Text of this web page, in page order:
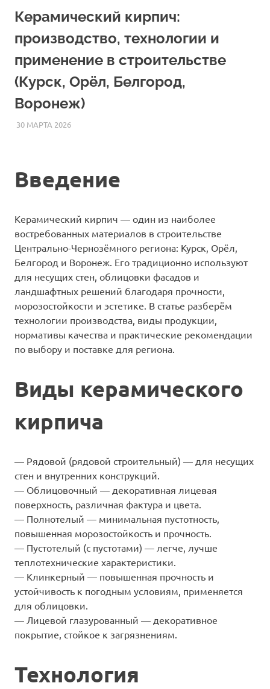
Керамический кирпич:
производство, технологии и
применение в строительстве
(Курск, Орёл, Белгород,
Воронеж)
30 МАРТА 2026ETALONSTROI4
СТАТЬИ
Введение
Керамический кирпич — один из наиболее
востребованных материалов в строительстве
Центрально-Чернозёмного региона: Курск, Орёл,
Белгород и Воронеж. Его традиционно используют
для несущих стен, облицовки фасадов и
ландшафтных решений благодаря прочности,
морозостойкости и эстетике. В статье разберём
технологии производства, виды продукции,
нормативы качества и практические рекомендации
по выбору и поставке для региона.
Виды керамического
кирпича
— Рядовой (рядовой строительный) — для несущих
стен и внутренних конструкций.
— Облицовочный — декоративная лицeвая
поверхность, различная фактура и цвета.
— Полнотелый — минимальная пустотность,
повышенная морозостойкость и прочность.
— Пустотелый (с пустотами) — легче, лучше
теплотехнические характеристики.
— Клинкерный — повышенная прочность и
устойчивость к погодным условиям, применяется
для облицовки.
— Лицевой глазурованный — декоративное
покрытие, стойкое к загрязнениям.
Технология